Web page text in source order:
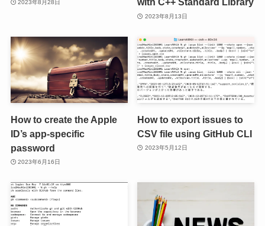
2023年8月28日
2023年8月13日
How to create the Apple
ID’s app-specific
password
2023年6月16日
How to export issues to
CSV file using GitHub CLI
2023年5月12日